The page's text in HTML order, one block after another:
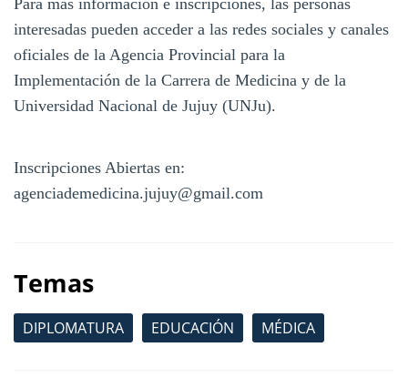
interesadas pueden acceder a las redes sociales y canales
oficiales de la Agencia Provincial para la
Implementación de la Carrera de Medicina y de la
Universidad Nacional de Jujuy (UNJu).
Inscripciones Abiertas en:
agenciademedicina.jujuy@gmail.com
Temas
DIPLOMATURA EDUCACIÓN MÉDICA